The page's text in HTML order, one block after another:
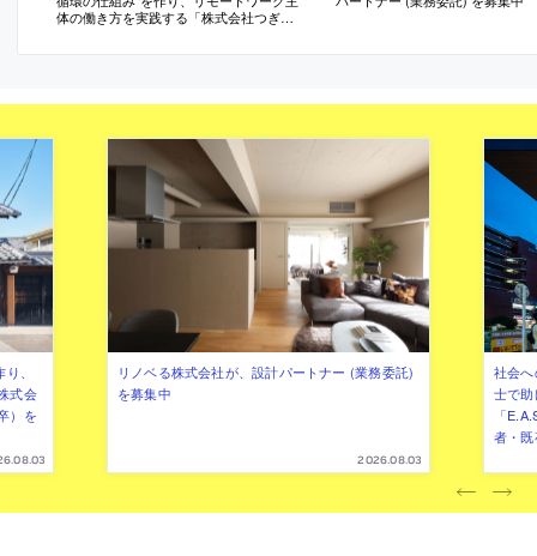
体の働き方を実践する「株式会社つぎ
を募集中
、
式会
）を
リノベる株式会社が、設計パートナー (業務委託)
を募集中
2026.08.03
社会
士で
「
者・